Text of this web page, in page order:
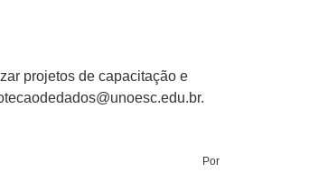
projetos de capacitação e
Por